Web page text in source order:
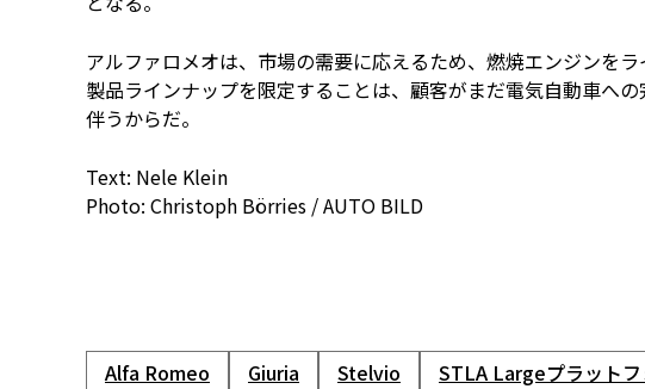
アルファロメオは、市場の需要に応えるため、燃焼エンジンを
製品ラインナップを限定することは、顧客がまだ電気自動車へ
伴うからだ。
Text: Nele Klein
Photo: Christoph Börries / AUTO BILD
Alfa Romeo Giuria Stelvio STLA Largeプラット